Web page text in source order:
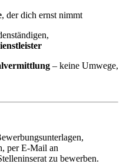
, der dich ernst nimmt
– keine Umwege,
per E-Mail an
zu bewerben.